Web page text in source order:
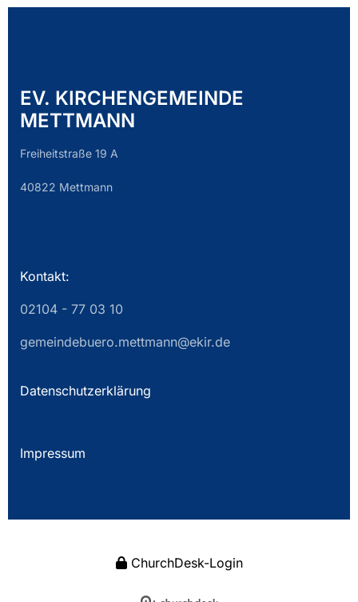
EV. KIRCHENGEMEINDE
METTMANN
Freiheitstraße 19 A
40822 Mettmann
Kontakt:
02104 - 77 03 10
gemeindebuero.mettmann@ekir.de
Datenschutzerklärung
Impressum
ChurchDesk-Login